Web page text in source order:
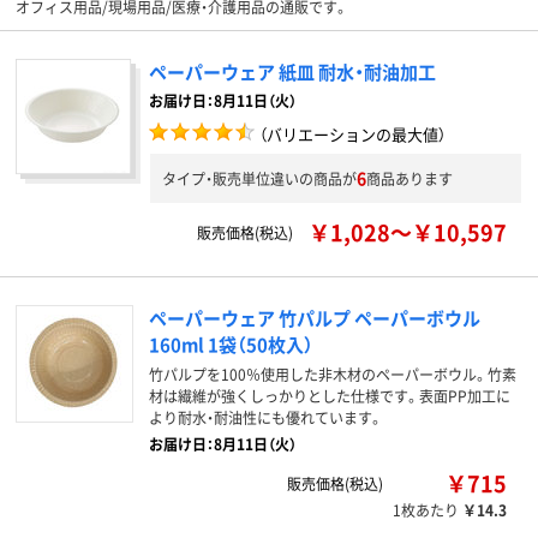
オフィス用品/現場用品/医療・介護用品の通販です。
ペーパーウェア 紙皿 耐水・耐油加工
お届け日：8月11日（火）
（バリエーションの最大値）
タイプ・販売単位違いの商品が6商品あります
販売価格(税込) ￥1,028～￥10,597
ペーパーウェア 竹パルプ ペーパーボウル
160ml 1袋（50枚入）
竹パルプを100％使用した非木材のペーパーボウル。竹素
材は繊維が強くしっかりとした仕様です。表面PP加工に
より耐水・耐油性にも優れています。
お届け日：8月11日（火）
販売価格(税込)
￥715
1枚あたり ￥14.3